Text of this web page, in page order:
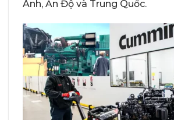
Anh, Ấn Độ và Trung Quốc.